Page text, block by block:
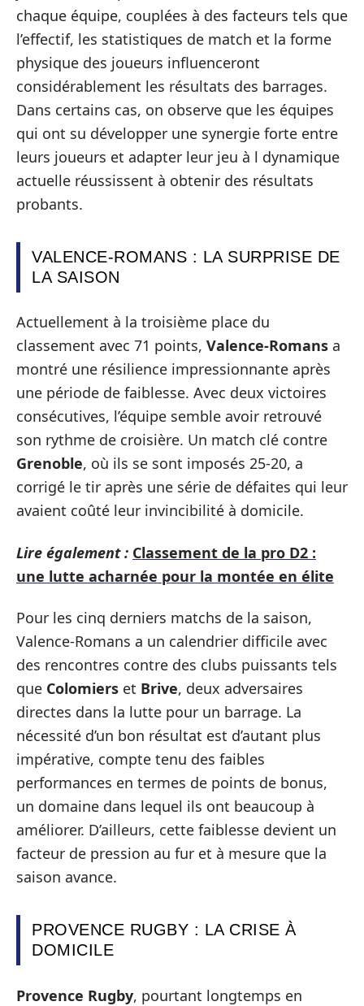
chaque équipe, couplées à des facteurs tels que
l’effectif, les statistiques de match et la forme
physique des joueurs influenceront
considérablement les résultats des barrages.
Dans certains cas, on observe que les équipes
qui ont su développer une synergie forte entre
leurs joueurs et adapter leur jeu à l dynamique
actuelle réussissent à obtenir des résultats
probants.
VALENCE-ROMANS : LA SURPRISE DE
LA SAISON
Actuellement à la troisième place du
classement avec 71 points, Valence-Romans a
montré une résilience impressionnante après
une période de faiblesse. Avec deux victoires
consécutives, l’équipe semble avoir retrouvé
son rythme de croisière. Un match clé contre
Grenoble, où ils se sont imposés 25-20, a
corrigé le tir après une série de défaites qui leur
avaient coûté leur invincibilité à domicile.
Lire également : Classement de la pro D2 :
une lutte acharnée pour la montée en élite
Pour les cinq derniers matchs de la saison,
Valence-Romans a un calendrier difficile avec
des rencontres contre des clubs puissants tels
que Colomiers et Brive, deux adversaires
directes dans la lutte pour un barrage. La
nécessité d’un bon résultat est d’autant plus
impérative, compte tenu des faibles
performances en termes de points de bonus,
un domaine dans lequel ils ont beaucoup à
améliorer. D’ailleurs, cette faiblesse devient un
facteur de pression au fur et à mesure que la
saison avance.
PROVENCE RUGBY : LA CRISE À
DOMICILE
Provence Rugby, pourtant longtemps en